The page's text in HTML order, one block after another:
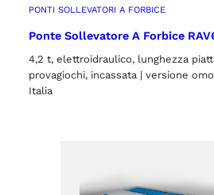
PONTI SOLLEVATORI A FORBICE
Ponte Sollevatore A Forbice
4,2 t, elettroidraulico, lunghezza
provagiochi, incassata | versione
Italia